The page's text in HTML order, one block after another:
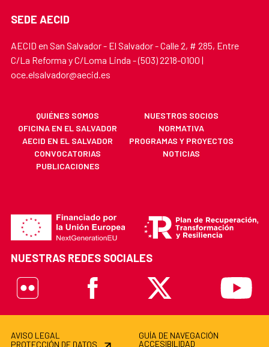
SEDE AECID
AECID en San Salvador - El Salvador - Calle 2, # 285, Entre
C/La Reforma y C/Loma Linda - (503) 2218-0100 |
oce.elsalvador@aecid.es
QUIÉNES SOMOS
NUESTROS SOCIOS
OFICINA EN EL SALVADOR
NORMATIVA
AECID EN EL SALVADOR
PROGRAMAS Y PROYECTOS
CONVOCATORIAS
NOTICIAS
PUBLICACIONES
NUESTRAS REDES SOCIALES
Flickr
Facebook X Youtube
AVISO LEGAL
PROTECCIÓN DE DATOS
GUÍA DE NAVEGACIÓN
ACCESIBILIDAD